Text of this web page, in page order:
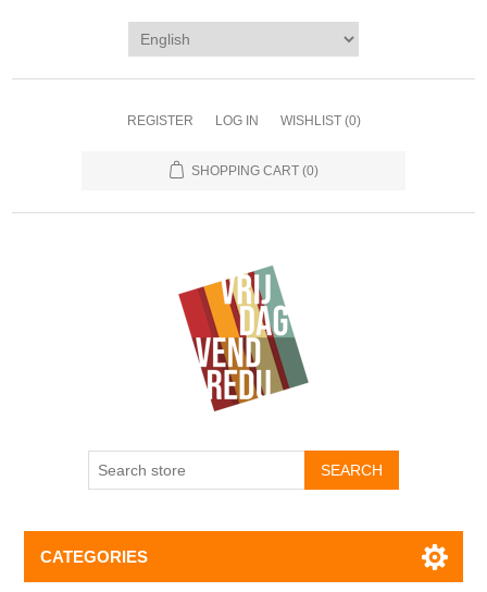
REGISTER LOG IN WISHLIST (0)
SHOPPING CART (0)
CATEGORIES